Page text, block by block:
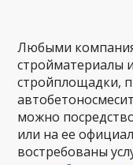
Любыми
стройматериалы
стройплощадки,
можно
или на ее
востребованы